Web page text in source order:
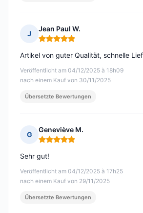
J
Jean Paul W.
Hinweis: 5 von 5
Veröffentlicht am 04/12/2025 à 18h09
nach einem Kauf von 30/11/2025
Artikel von guter Qualität, schnelle
Übersetzte Bewertungen
G
Geneviève M.
Hinweis: 5 von 5
Veröffentlicht am 04/12/2025 à 17h25
nach einem Kauf von 29/11/2025
Sehr gut!
Übersetzte Bewertungen